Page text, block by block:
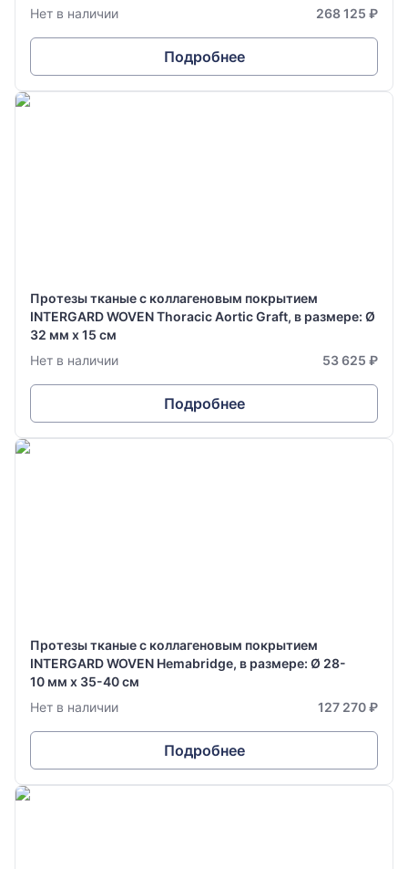
Нет в наличии 268 125 ₽
Подробнее
Протезы тканые с коллагеновым покрытием
INTERGARD WOVEN Thoracic Aortic Graft, в размере: Ø
32 мм х 15 см
Нет в наличии
53 625 ₽
Подробнее
Протезы тканые с коллагеновым покрытием
INTERGARD WOVEN Hemabridge, в размере: Ø 28-
10 мм х 35-40 см
Нет в наличии
127 270 ₽
Подробнее